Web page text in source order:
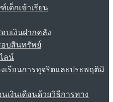
เด็กเข้าเรียน
บเงินฝากคลัง
บสินทรัพย์
ลน์
งเรียนการทุจริตและประพฤติมิ
เงินเดือนด้วยวิธีการทาง